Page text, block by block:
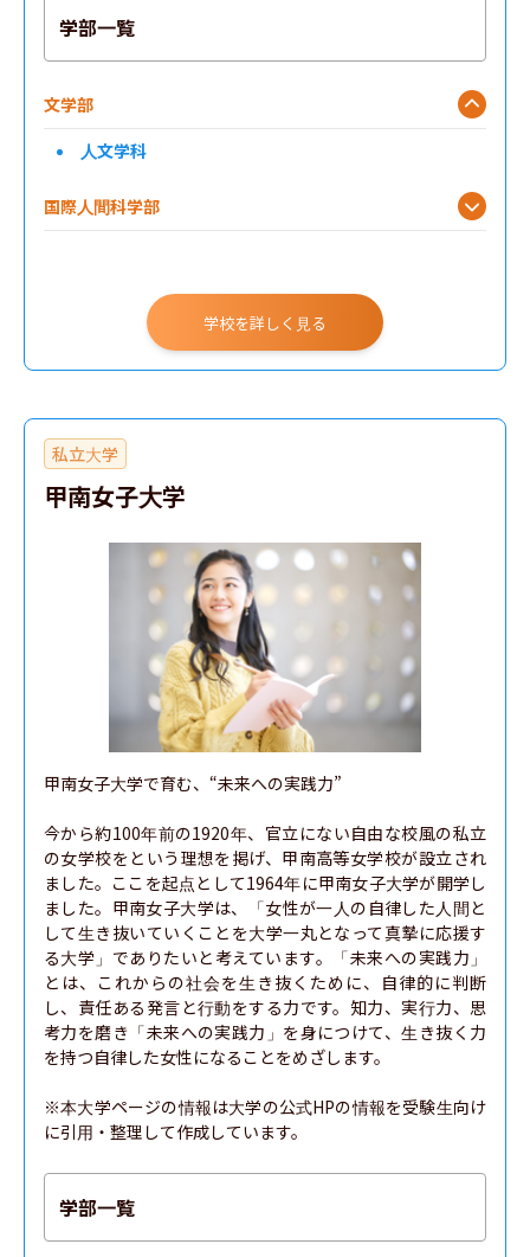
学部一覧
文学部
人文学科
国際人間科学部
学校を詳しく見る
私立大学
甲南女子大学
甲南女子大学で育む、“未来への実践力”
今から約100年前の1920年、官立にない自由な校風の私立
の女学校をという理想を掲げ、甲南高等女学校が設立され
ました。ここを起点として1964年に甲南女子大学が開学し
ました。甲南女子大学は、「女性が一人の自律した人間と
して生き抜いていくことを大学一丸となって真摯に応援す
る大学」でありたいと考えています。「未来への実践力」
とは、これからの社会を生き抜くために、自律的に判断
し、責任ある発言と行動をする力です。知力、実行力、思
考力を磨き「未来への実践力」を身につけて、生き抜く力
を持つ自律した女性になることをめざします。
※本大学ページの情報は大学の公式HPの情報を受験生向け
に引用・整理して作成しています。
学部一覧